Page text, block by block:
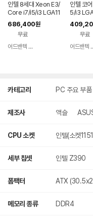
인텔 8세대 Xeon E3/
Core i7/i5/i3 LGA11
51 uATX, AIMB-58
6QG2-00A1E, 어드
밴텍
686,400원
무료
어드밴텍 한국지사
인텔 코
5/i3
ITX보드
G2-
무료
어드
카테고리 PC 주요 부품
제조사 액슬
CPU 소켓 인텔(소켓
세부 칩셋 인텔 Z390
폼팩터 ATX
메모리 종류 DDR4